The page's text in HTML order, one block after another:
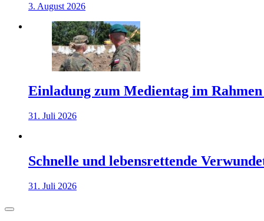
3. August 2026
Einladung zum Medientag im
31. Juli 2026
Schnelle und lebensrettende
31. Juli 2026